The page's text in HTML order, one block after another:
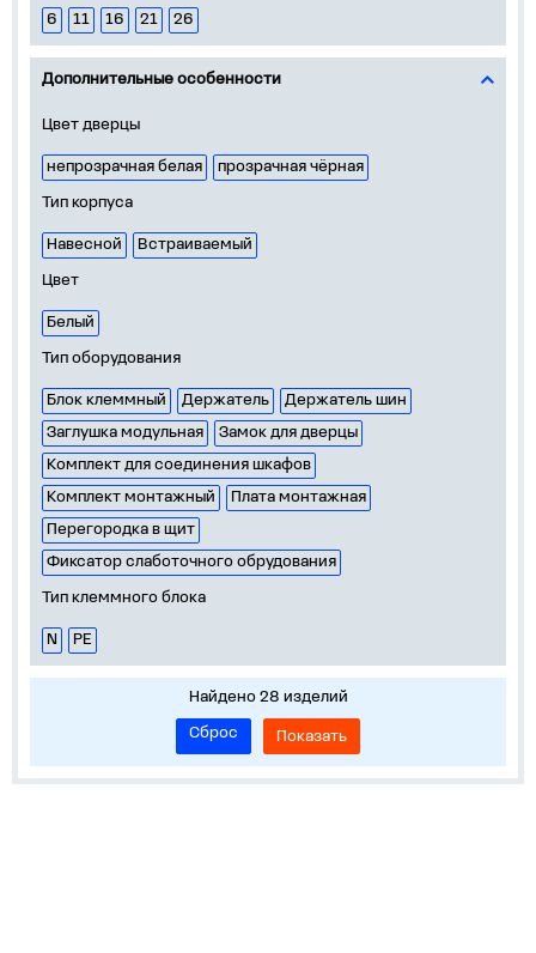
6 11 16 21 26
Дополнительные особенности
Цвет дверцы
непрозрачная белая
прозрачная чёрная
Тип корпуса
Навесной
Встраиваемый
Цвет
Белый
Тип оборудования
Блок клеммный Держатель
Держатель шин
Заглушка модульная
Замок для дверцы
Комплект для соединения шкафов
Комплект монтажный
Плата монтажная
Перегородка в щит
Фиксатор слаботочного обрудования
Тип клеммного блока
N PE
Найдено 28 изделий
Сброс
Показать